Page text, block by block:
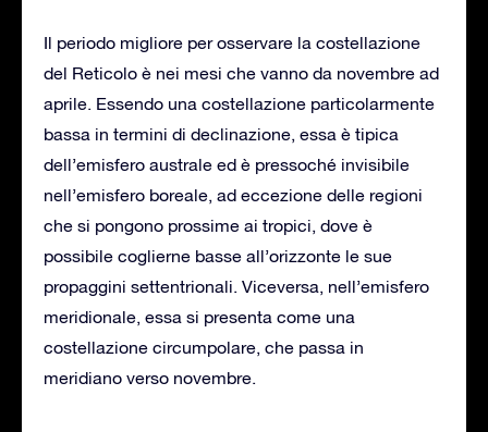
Il periodo migliore per osservare la costellazione
del Reticolo è nei mesi che vanno da novembre ad
aprile. Essendo una costellazione particolarmente
bassa in termini di declinazione, essa è tipica
dell’emisfero australe ed è pressoché invisibile
nell’emisfero boreale, ad eccezione delle regioni
che si pongono prossime ai tropici, dove è
possibile coglierne basse all’orizzonte le sue
propaggini settentrionali. Viceversa, nell’emisfero
meridionale, essa si presenta come una
costellazione circumpolare, che passa in
meridiano verso novembre.